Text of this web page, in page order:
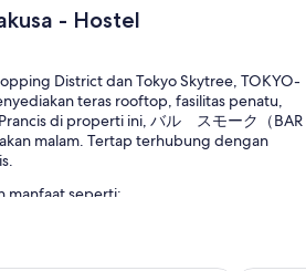
- Hostel
District dan Tokyo Skytree, TOKYO-
teras rooftop, fasilitas penatu,
di properti ini, バル スモーク（BAR
malam. Tertap terhubung dengan
manfaat seperti: